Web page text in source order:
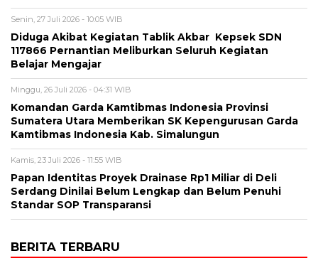
Senin, 27 Juli 2026 - 10:05 WIB
Diduga Akibat Kegiatan Tablik Akbar Kepsek SDN
117866 Pernantian Meliburkan Seluruh Kegiatan
Belajar Mengajar
Minggu, 26 Juli 2026 - 04:31 WIB
Komandan Garda Kamtibmas Indonesia Provinsi
Sumatera Utara Memberikan SK Kepengurusan Garda
Kamtibmas Indonesia Kab. Simalungun
Kamis, 23 Juli 2026 - 11:55 WIB
Papan Identitas Proyek Drainase Rp1 Miliar di Deli
Serdang Dinilai Belum Lengkap dan Belum Penuhi
Standar SOP Transparansi
BERITA TERBARU